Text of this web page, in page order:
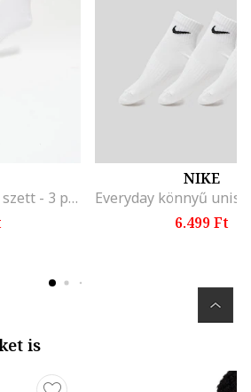
Everyday edzőzokni szett - 3 pár, Fehér
NIKE
6.499 Ft
is